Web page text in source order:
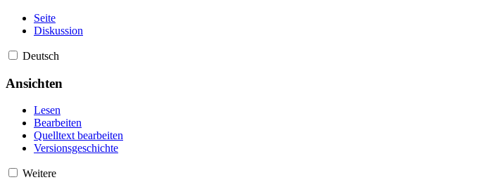
Seite
Diskussion
Deutsch
Ansichten
Lesen
Bearbeiten
Quelltext bearbeiten
Versionsgeschichte
Weitere